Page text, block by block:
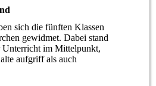
sich die fünften Klassen
gewidmet. Dabei stand
Unterricht im Mittelpunkt,
aufgriff als auch